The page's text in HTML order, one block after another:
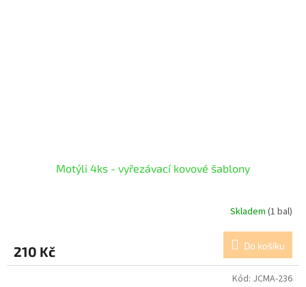
Motýli 4ks - vyřezávací kovové šablony
Skladem (1 bal)
210 Kč Do košíku
Kód: JCMA-236